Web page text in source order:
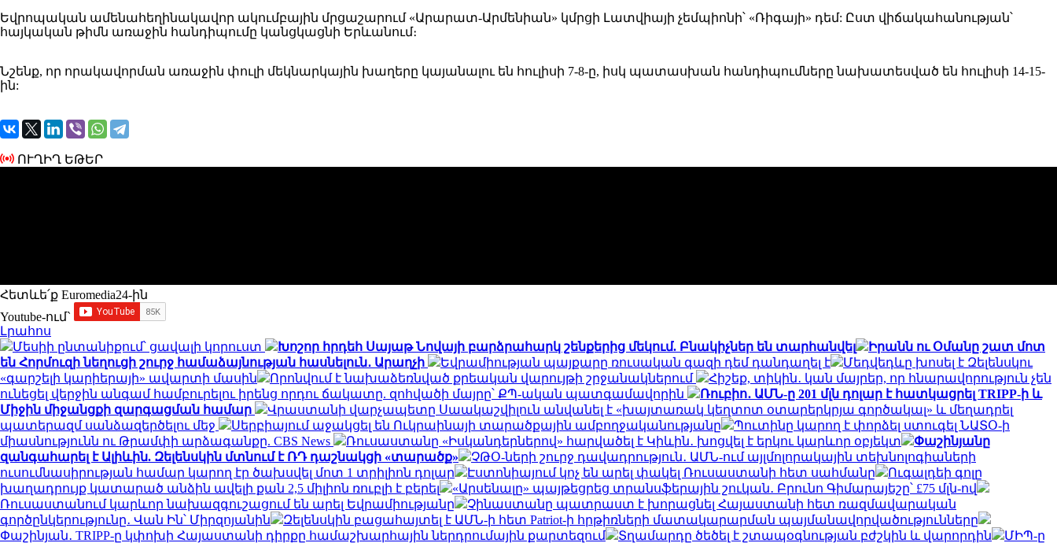
Եվրոպական ամենահեղինակավոր ակումբային մրցաշարում «Արարատ-Արմենիան» կմրցի Լատվիայի չեմպիոնի՝ «Ռիգայի» դեմ: Ըստ վիճակահանության՝
հայկական թիմն առաջին հանդիպումը կանցկացնի Երևանում։
Նշենք, որ որակավորման առաջին փուլի մեկնարկային խաղերը կայանալու են հուլիսի 7-8-ը, իսկ պատասխան հանդիպումները նախատեսված են հուլիսի 14-15-
ին:
ՈՒՂԻՂ ԵԹԵՐ
Հետևե՛ք Euromedia24-ին
Youtube-ում`
Լրահոս
Մեսիի ընտանիքում՝ ցավալի կորուստ
Խոշոր հրդեհ Սայաթ Նովայի բարձրահարկ շենքերից մեկում. Բնակիչներ են տարհանվել
Իրանն ու Օմանը շատ մոտ
են Հորմուզի նեղուցի շուրջ համաձայնության հասնելուն․ Արաղչի
Եվրամիության պայքարը ռուսական գազի դեմ դանդաղել է
Մեդվեդևը խոսել է Զելենսկու
«գարշելի կարիերայի» ավարտի մասին
Որոնվում է նախաձեռնված քրեական վարույթի շրջանակներում
Հիշեք, տիկին․ կան մայրեր, որ հնարավորություն չեն
ունեցել վերջին անգամ համբուրելու իրենց որդու ճակատը. զոհվածի մայրը՝ ՔՊ-ական պատգամավորին
Ռուբիո․ ԱՄՆ-ը 201 մլն դոլար է հատկացրել TRIPP-ի և
Միջին միջանցքի զարգացման համար
Վրաստանի վարչապետը Սաակաշվիլուն անվանել է «խայտառակ կեղտոտ օտարերկրյա գործակալ» և մեղադրել
պատերազմ սանձազերծելու մեջ
Սերբիայում աջակցել են Ուկրաինայի տարածքային ամբողջականությանը
Պուտինը կարող է փորձել ստուգել ՆԱՏՕ-ի
միասնությունն ու Թրամփի արձագանքը. CBS News
Ռուսաստանը «Իսկանդերներով» հարվածել է Կիևին․ խոցվել է երկու կարևոր օբյեկտ
Փաշինյանը
զանգահարել է Ալիևին. Զելենսկին մտնում է ՌԴ դաշնակցի «տարածք»
ՉԹՕ-ների շուրջ դավադրություն․ ԱՄՆ-ում այլմոլորակային տեխնոլոգիաների
ուսումնասիրության համար կարող էր ծախսվել մոտ 1 տրիլիոն դոլար
Էստոնիայում կոչ են արել փակել Ռուսաստանի հետ սահմանը
Ուգալդեի գոլը
խաղադրույք կատարած անձին ավելի քան 2,5 միլիոն ռուբլի է բերել
«Արսենալը» պայթեցրեց տրանսֆերային շուկան․ Բրունո Գիմարայեշը՝ £75 մլն-ով
Ռուսաստանում կարևոր նախազգուշացում են արել Եվրամիությանը
Չինաստանը պատրաստ է խորացնել Հայաստանի հետ ռազմավարական
գործընկերությունը․ Վան Ին՝ Միրզոյանին
Զելենսկին բացահայտել է ԱՄՆ-ի հետ Patriot-ի հրթիռների մատակարարման պայմանավորվածությունները
Փաշինյան․ TRIPP-ը կփոխի Հայաստանի դիրքը համաշխարհային ներդրումային քարտեզում
Տղամարդը ծեծել է շտապօգնության բժշկին և վարորդին
ՄԻՊ-ը